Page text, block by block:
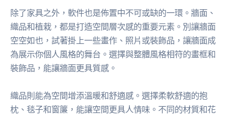
除了家具之外，軟件也是佈置中不可或缺的一環。牆面、
織品和植栽，都是打造空間層次感的重要元素。別讓牆面
空空如也，試著掛上一些畫作、照片或裝飾品，讓牆面成
為展示你個人風格的舞台。選擇與整體風格相符的畫框和
裝飾品，能讓牆面更具質感。
織品則能為空間增添溫暖和舒適感。選擇柔軟舒適的抱
枕、毯子和窗簾，能讓空間更具人情味。不同的材質和花